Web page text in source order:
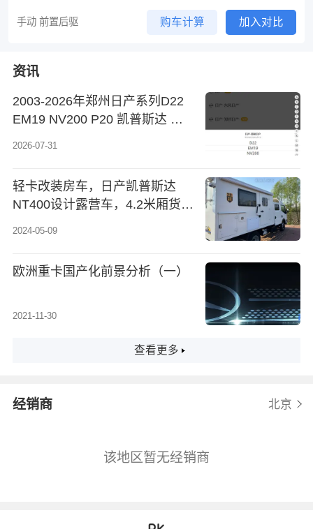
手动 前置后驱 购车计算 加入对比
资讯
2003-2026年郑州日产系列D22
EM19 NV200 P20 凯普斯达 宏
步骤
2026-07-31
轻卡改装房车，日产凯普斯达
NT400设计露营车，4.2米厢货床
2024-05-09
欧洲重卡国产化前景分析（一）
2021-11-30
查看更多
经销商 北京
该地区暂无经销商